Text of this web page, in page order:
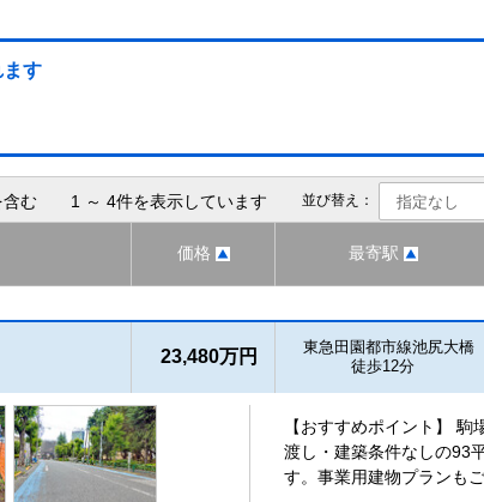
ます
む 1 ～ 4件を表示しています 並び替え：
価格 最寄駅
23,480万円
東急田園都市線池尻大橋
徒歩12分
【おすすめポイント】
渡し・建築条件なしの93
す。事業用建物プランもご